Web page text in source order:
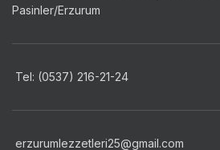
Pasinler/Erzurum
Tel: (0537) 216-21-24
erzurumlezzetleri25@gmail.com